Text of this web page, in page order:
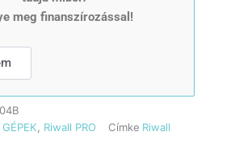
meg finanszírozással!
Riwall PRO Címke Riwall